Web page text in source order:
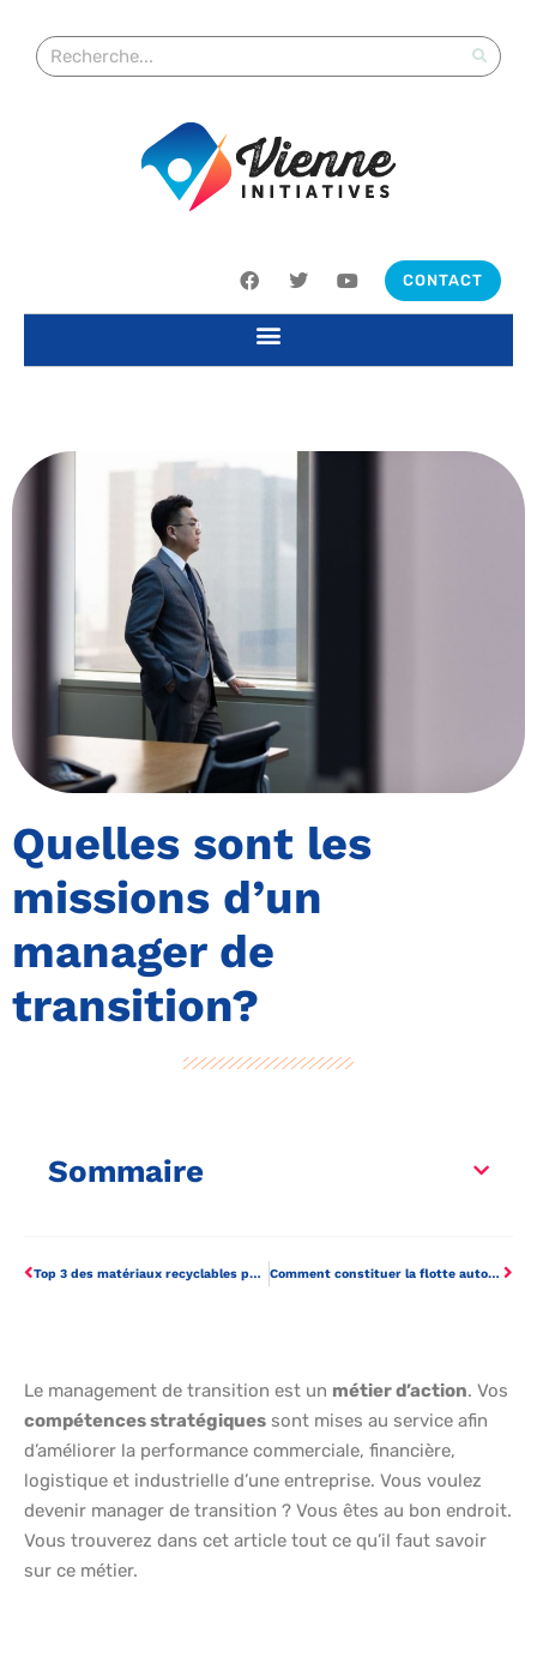
CONTACT
Quelles sont les
missions d’un
manager de
transition?
Sommaire
Top 3 des matériaux recyclables pour vos plateaux repas Comment constituer la flotte automobile d’une entreprise?
Le management de transition est un métier d’action. Vos
compétences stratégiques sont mises au service afin
d’améliorer la performance commerciale, financière,
logistique et industrielle d’une entreprise. Vous voulez
devenir manager de transition ? Vous êtes au bon endroit.
Vous trouverez dans cet article tout ce qu’il faut savoir
sur ce métier.